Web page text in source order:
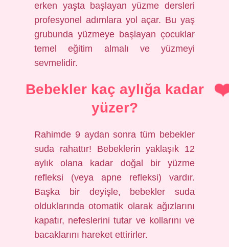
erken yaşta başlayan yüzme dersleri
profesyonel adımlara yol açar. Bu yaş
grubunda yüzmeye başlayan çocuklar
temel eğitim almalı ve yüzmeyi
sevmelidir.
Bebekler kaç aylığa kadar
yüzer?
Rahimde 9 aydan sonra tüm bebekler
suda rahattır! Bebeklerin yaklaşık 12
aylık olana kadar doğal bir yüzme
refleksi (veya apne refleksi) vardır.
Başka bir deyişle, bebekler suda
olduklarında otomatik olarak ağızlarını
kapatır, nefeslerini tutar ve kollarını ve
bacaklarını hareket ettirirler.